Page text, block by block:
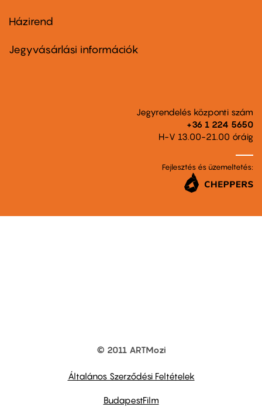
Footer
second
Házirend
Jegyvásárlási információk
Jegyrendelés központi szám
+36 1 224 5650
H-V 13.00-21.00 óráig
Fejlesztés és üzemeltetés:
© 2011 ARTMozi
Általános Szerződési Feltételek
BudapestFilm